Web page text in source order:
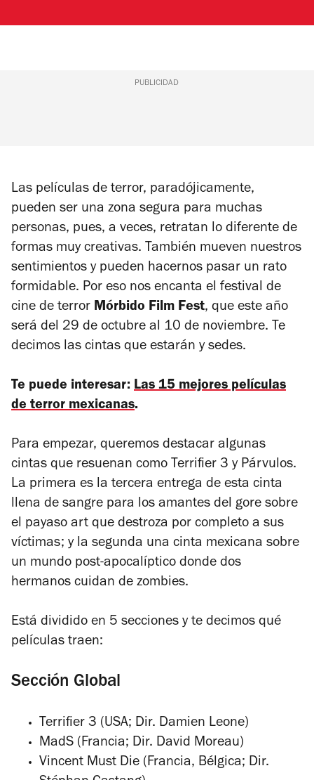
PUBLICIDAD
Las películas de terror, paradójicamente,
pueden ser una zona segura para muchas
personas, pues, a veces, retratan lo diferente de
formas muy creativas. También mueven nuestros
sentimientos y pueden hacernos pasar un rato
formidable. Por eso nos encanta el festival de
cine de terror Mórbido Film Fest, que este año
será del 29 de octubre al 10 de noviembre. Te
decimos las cintas que estarán y sedes.
Te puede interesar: Las 15 mejores películas
de terror mexicanas.
Para empezar, queremos destacar algunas
cintas que resuenan como Terrifier 3 y Párvulos.
La primera es la tercera entrega de esta cinta
llena de sangre para los amantes del gore sobre
el payaso art que destroza por completo a sus
víctimas; y la segunda una cinta mexicana sobre
un mundo post-apocalíptico donde dos
hermanos cuidan de zombies.
Está dividido en 5 secciones y te decimos qué
películas traen:
Sección Global
Terrifier 3 (USA; Dir. Damien Leone)
MadS (Francia; Dir. David Moreau)
Vincent Must Die (Francia, Bélgica; Dir.